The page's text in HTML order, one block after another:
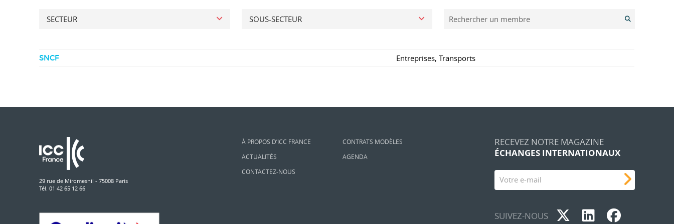
SECTEUR SOUS-SECTEUR Rechercher un membre
SNCF Entreprises,Transports
29 rue de Miromesnil - 75008 Paris
Tél. 01 42 65 12 66
À PROPOS D’ICC FRANCE
ACTUALITÉS
CONTACTEZ-NOUS
CONTRATS MODÈLES
AGENDA
RECEVEZ NOTRE MAGAZINE
ÉCHANGES INTERNATIONAUX
Votre e-mail
SUIVEZ-NOUS